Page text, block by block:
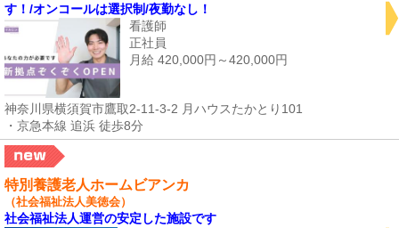
す！/オンコールは選択制/夜勤なし！
看護師
正社員
月給 420,000円～420,000円
神奈川県横須賀市鷹取2-11-3-2 月ハウスたかとり101
・京急本線 追浜 徒歩8分
特別養護老人ホームビアンカ
（社会福祉法人美徳会）
社会福祉法人運営の安定した施設です